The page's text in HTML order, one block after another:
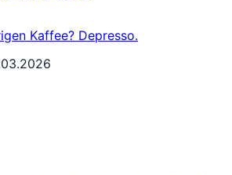
Kaffee? Depresso.